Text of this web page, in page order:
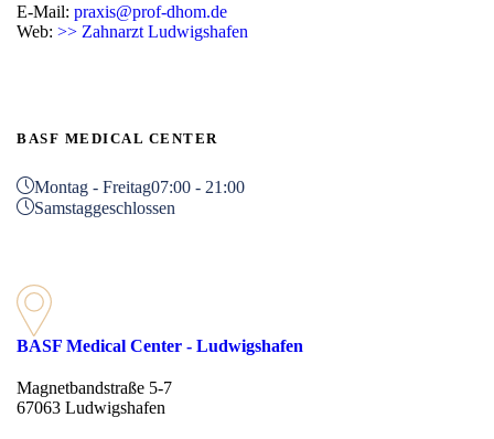
E-Mail: praxis@prof-dhom.de
Web: >> Zahnarzt Ludwigshafen
BASF MEDICAL CENTER
Montag - Freitag07:00 - 21:00
Samstaggeschlossen
BASF Medical Center - Ludwigshafen
Magnetbandstraße 5-7
67063 Ludwigshafen